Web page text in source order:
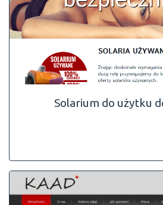
Solarium do użytku